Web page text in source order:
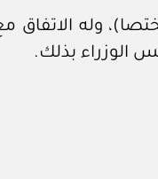
وله الاتفاق
الوزراء بذلك.